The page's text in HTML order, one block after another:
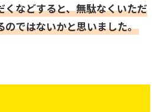
くなどすると、無駄なくいただ
のではないかと思いました。